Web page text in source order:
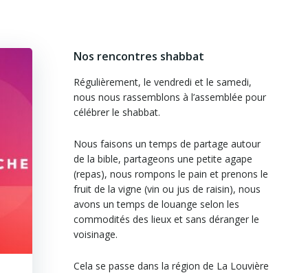
Nos rencontres shabbat
Régulièrement, le vendredi et le samedi,
nous nous rassemblons à l’assemblée pour
célébrer le shabbat.
Nous faisons un temps de partage autour
de la bible, partageons une petite agape
(repas), nous rompons le pain et prenons le
fruit de la vigne (vin ou jus de raisin), nous
avons un temps de louange selon les
commodités des lieux et sans déranger le
voisinage.
Cela se passe dans la région de La Louvière